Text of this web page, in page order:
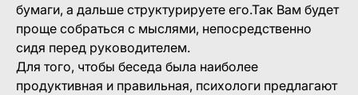
бумаги, а дальше структурируете его.Так Вам будет
проще собраться с мыслями, непосредственно
сидя перед руководителем.
Для того, чтобы беседа была наиболее
продуктивная и правильная, психологи предлагают